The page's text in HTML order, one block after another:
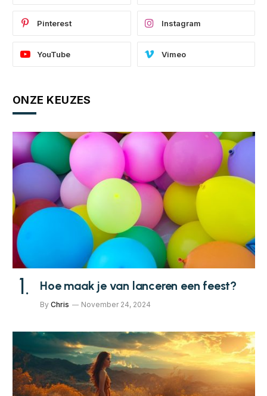
Pinterest Instagram
YouTube Vimeo
ONZE KEUZES
Hoe maak je van lanceren een feest?
By Chris November 24, 2024